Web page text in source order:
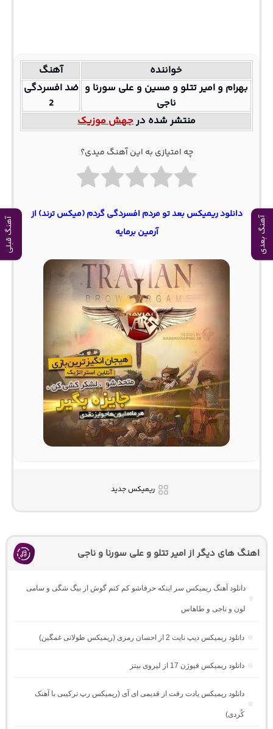
آهنگ بعدی آهنگ قبلی
خواننده
آهنگ
بهرام و امیر تتلو و مسین و علی سورنا و
ناجی
ضد افسردگی
2
منتشر شده درجهش موزیک
چه امتیازی به این آهنگ میدی؟
دانلود ریمیکس بعد تو مردم افسردگی گردم (میکس ترند) از
آرمین برمایه
ریمیکس جدید
اهنگ های دیگر از امیر تتلو و علی سورنا و ناجی
دانلود آهنگ ریمیکس سر اینکه حرفاشو کم کنم گوش از بیگ شگی و سامی
لون و ناجی و طاهاس
دانلود ریمیکس دیپ نایت 2 از احسان رمزی (ریمیکس طولانی غمگین)
دانلود ریمیکس فیوژن 17 از لیروی بیتز
دانلود ریمیکس یادت رفت از قدیمی ای آی (ریمیکس رپ ترکیبی با آهنک
کُردی)